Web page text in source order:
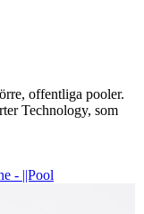
offentliga pooler.
Technology, som